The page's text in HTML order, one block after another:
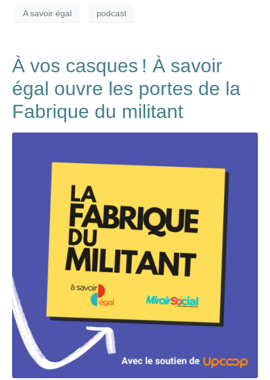
A savoir égal podcast
À vos casques ! À savoir
égal ouvre les portes de la
Fabrique du militant